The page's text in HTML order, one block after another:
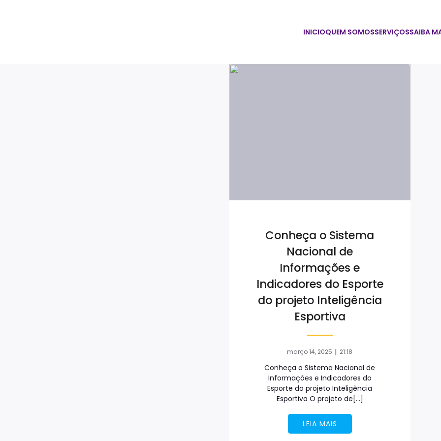
INICIOQUEM SOMOSSERVIÇOSSAIBA
Conheça o Sistema
Nacional de
Informações e
Indicadores do Esporte
do projeto Inteligência
Esportiva
março 14, 2025 | 21:18
Conheça o Sistema Nacional de
Informações e Indicadores do
Esporte do projeto Inteligência
Esportiva O projeto de[…]
LEIA MAIS